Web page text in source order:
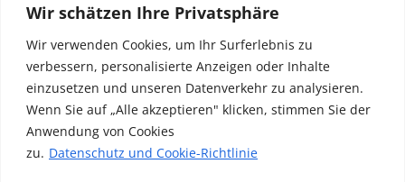
Wir schätzen Ihre Privatsphäre
Wir verwenden Cookies, um Ihr Surferlebnis zu
verbessern, personalisierte Anzeigen oder Inhalte
einzusetzen und unseren Datenverkehr zu analysieren.
Wenn Sie auf „Alle akzeptieren" klicken, stimmen Sie der
Anwendung von Cookies
zu. Datenschutz und Cookie-Richtlinie